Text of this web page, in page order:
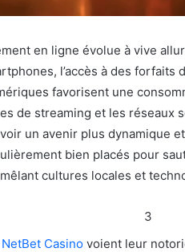
en ligne évolue à vive
l’accès à des forfaits
favorisent une
de streaming et les réseaux
un avenir plus dynamique
bien placés pour
cultures locales et
3
NetBet Casino voient leur